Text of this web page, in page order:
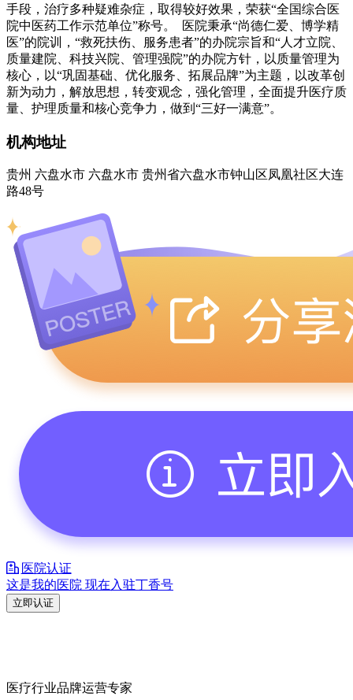
手段，治疗多种疑难杂症，取得较好效果，荣获“全国综合医
院中医药工作示范单位”称号。 医院秉承“尚德仁爱、博学精
医”的院训，“救死扶伤、服务患者”的办院宗旨和“人才立院、
质量建院、科技兴院、管理强院”的办院方针，以质量管理为
核心，以“巩固基础、优化服务、拓展品牌”为主题，以改革创
新为动力，解放思想，转变观念，强化管理，全面提升医疗质
量、护理质量和核心竞争力，做到“三好一满意”。
机构地址
贵州 六盘水市 六盘水市 贵州省六盘水市钟山区凤凰社区大连
路48号
医院认证
这是我的医院 现在入驻丁香号
立即认证
医疗行业品牌运营专家